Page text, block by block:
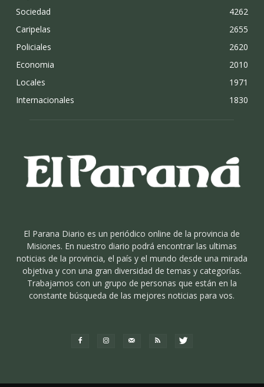
Sociedad
4262
Caripelas
2655
Policiales
2620
Economia
2010
Locales
1971
Internacionales
1830
El Parana Diario es un periódico online de la provincia de
Misiones. En nuestro diario podrá encontrar las ultimas
noticias de la provincia, el país y el mundo desde una mirada
objetiva y con una gran diversidad de temas y categorías.
Trabajamos con un grupo de personas que están en la
constante búsqueda de las mejores noticias para vos.